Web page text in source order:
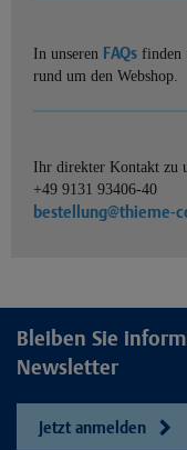
In unseren FAQs finden
rund um den Webshop.
Ihr direkter Kontakt zu
+49 9131 93406-40
bestellung@thieme-
Bleiben Sie
Newsletter
Jetzt anmelden